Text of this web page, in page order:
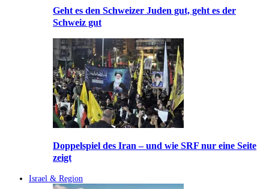
Geht es den Schweizer Juden gut, geht es der
Schweiz gut
Doppelspiel des Iran – und wie SRF nur eine Seite
zeigt
Israel & Region